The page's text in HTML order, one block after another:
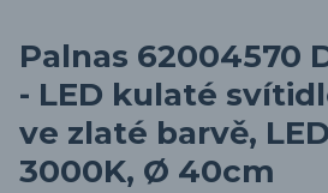
Palnas 62004570
- LED kulaté
ve zlaté barvě,
3000K, Ø 40cm